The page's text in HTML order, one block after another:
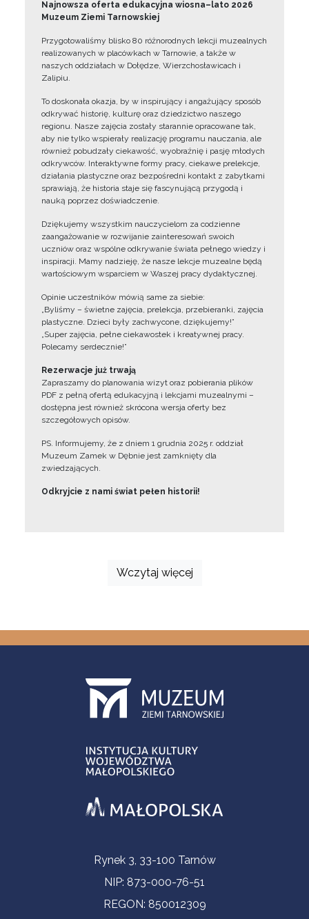
Najnowsza oferta edukacyjna wiosna–lato 2026
Muzeum Ziemi Tarnowskiej
Przygotowaliśmy blisko 80 różnorodnych lekcji muzealnych
realizowanych w placówkach w Tarnowie, a także w
naszych oddziałach w Dołędze, Wierzchosławicach i
Zalipiu.
To doskonała okazja, by w inspirujący i angażujący sposób
odkrywać historię, kulturę oraz dziedzictwo naszego
regionu. Nasze zajęcia zostały starannie opracowane tak,
aby nie tylko wspierały realizację programu nauczania, ale
również pobudzały ciekawość, wyobraźnię i pasję młodych
odkrywców. Interaktywne formy pracy, ciekawe prelekcje,
działania plastyczne oraz bezpośredni kontakt z zabytkami
sprawiają, że historia staje się fascynującą przygodą i
nauką poprzez doświadczenie.
Dziękujemy wszystkim nauczycielom za codzienne
zaangażowanie w rozwijanie zainteresowań swoich
uczniów oraz wspólne odkrywanie świata pełnego wiedzy i
inspiracji. Mamy nadzieję, że nasze lekcje muzealne będą
wartościowym wsparciem w Waszej pracy dydaktycznej.
Opinie uczestników mówią same za siebie:
„Byliśmy – świetne zajęcia, prelekcja, przebieranki, zajęcia
plastyczne. Dzieci były zachwycone, dziękujemy!”
„Super zajęcia, pełne ciekawostek i kreatywnej pracy.
Polecamy serdecznie!”
Rezerwacje już trwają
Zapraszamy do planowania wizyt oraz pobierania plików
PDF z pełną ofertą edukacyjną i lekcjami muzealnymi –
dostępna jest również skrócona wersja oferty bez
szczegółowych opisów.
PS. Informujemy, że z dniem 1 grudnia 2025 r. oddział
Muzeum Zamek w Dębnie jest zamknięty dla
zwiedzających.
Odkryjcie z nami świat pełen historii!
Wczytaj więcej
Informacje kontaktoweRynek 3, 33-100 Tarnów
NIP: 873-000-76-51
REGON: 850012309